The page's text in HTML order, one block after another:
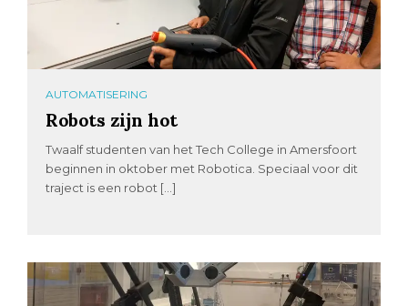
AUTOMATISERING
Robots zijn hot
Twaalf studenten van het Tech College in Amersfoort
beginnen in oktober met Robotica. Speciaal voor dit
traject is een robot […]